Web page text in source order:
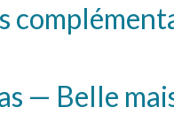
— Belle